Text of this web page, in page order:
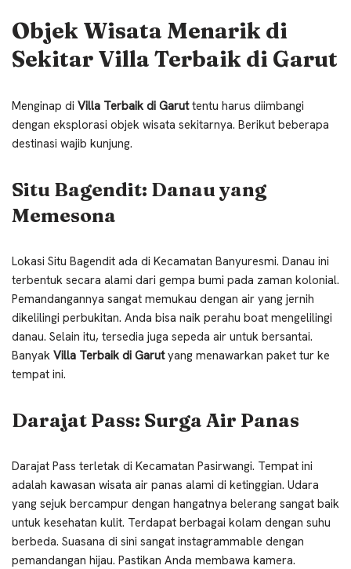
Objek Wisata Menarik di
Sekitar Villa Terbaik di Garut
Menginap di Villa Terbaik di Garuttentu harus diimbangi
dengan eksplorasi objek wisata sekitarnya. Berikut beberapa
destinasi wajib kunjung.
Situ Bagendit: Danau yang
Memesona
Lokasi Situ Bagendit ada di Kecamatan Banyuresmi. Danau ini
terbentuk secara alami dari gempa bumi pada zaman kolonial.
Pemandangannya sangat memukau dengan air yang jernih
dikelilingi perbukitan. Anda bisa naik perahu boat mengelilingi
danau. Selain itu, tersedia juga sepeda air untuk bersantai.
Banyak Villa Terbaik di Garutyang menawarkan paket tur ke
tempat ini.
Darajat Pass: Surga Air Panas
Darajat Pass terletak di Kecamatan Pasirwangi. Tempat ini
adalah kawasan wisata air panas alami di ketinggian. Udara
yang sejuk bercampur dengan hangatnya belerang sangat baik
untuk kesehatan kulit. Terdapat berbagai kolam dengan suhu
berbeda. Suasana di sini sangat instagrammable dengan
pemandangan hijau. Pastikan Anda membawa kamera.